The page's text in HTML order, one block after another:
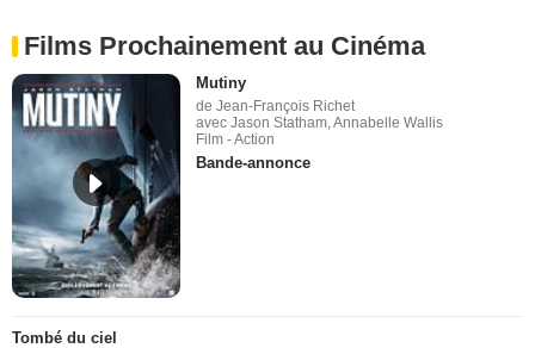
Films Prochainement au Cinéma
Mutiny
de Jean-François Richet
avec Jason Statham, Annabelle Wallis
Film - Action
Bande-annonce
Tombé du ciel